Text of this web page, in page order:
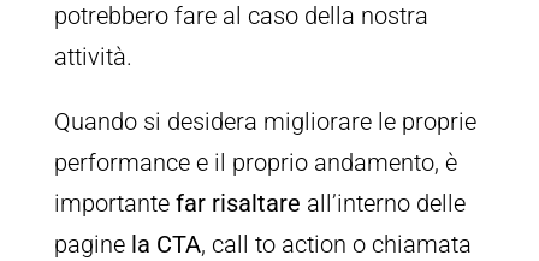
potrebbero fare al caso della nostra
attività.
Quando si desidera migliorare le proprie
performance e il proprio andamento, è
importante far risaltare all’interno delle
paginela CTA, call to action o chiamata